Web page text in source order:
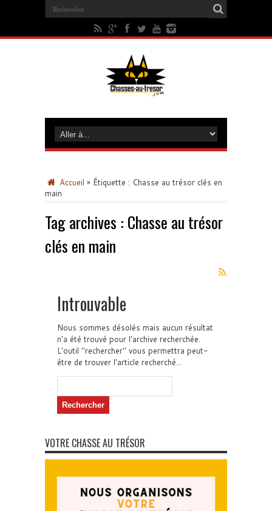
Accueil » Étiquette : Chasse au trésor clés en
main
Tag archives : Chasse au trésor
clés en main
Introuvable
Nous sommes désolés mais aucun résultat
n'a été trouvé pour l'archive recherchée.
L'outil "rechercher" vous permettra peut-
être de trouver l'article recherché...
VOTRE CHASSE AU TRÉSOR